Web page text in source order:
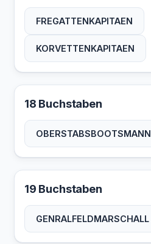
FREGATTENKAPITAEN
KORVETTENKAPITAEN
18 Buchstaben
OBERSTABSBOOTSMANN
19 Buchstaben
GENRALFELDMARSCHALL